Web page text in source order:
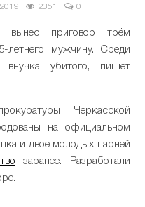
2351 0
вынес приговор трём
летнего мужчину. Среди
убитого, пишет
Черкасской
на официальном
и двое молодых парней
заранее. Разработали